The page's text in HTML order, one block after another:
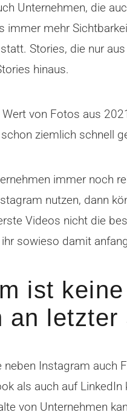
Unternehmen, die
immer mehr
Stories, die nur
hinaus.
von Fotos aus
ziemlich schnell
immer noch
nutzen, dann
Videos nicht die
sowieso damit
ist
an letzter
neben Instagram auch
als auch auf
von Unternehmen